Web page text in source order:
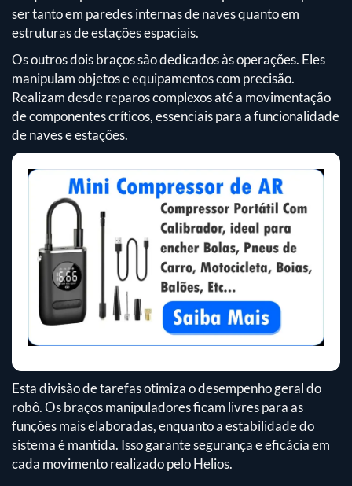
ser tanto em paredes internas de naves quanto em
estruturas de estações espaciais.
Os outros dois braços são dedicados às operações. Eles
manipulam objetos e equipamentos com precisão.
Realizam desde reparos complexos até a movimentação
de componentes críticos, essenciais para a funcionalidade
de naves e estações.
Esta divisão de tarefas otimiza o desempenho geral do
robô. Os braços manipuladores ficam livres para as
funções mais elaboradas, enquanto a estabilidade do
sistema é mantida. Isso garante segurança e eficácia em
cada movimento realizado pelo Helios.